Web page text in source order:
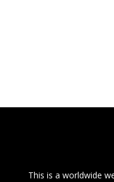
This is a worldwide